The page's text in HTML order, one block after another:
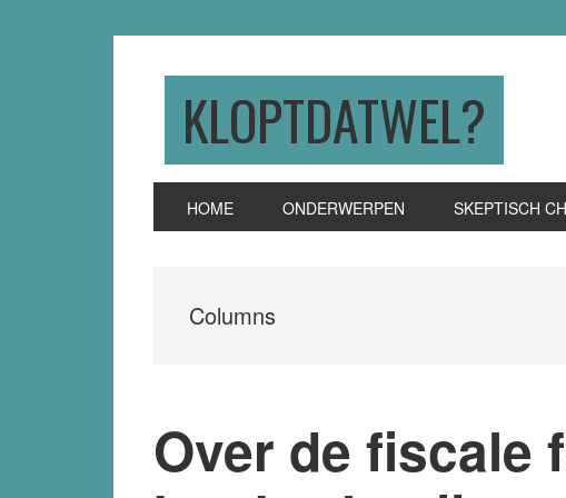
KLOPTDATWEL?
HOME ONDERWERPEN SKEPTISCH
Columns
Over de fiscale